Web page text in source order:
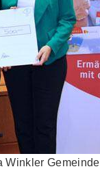
Winkler Gemeinde